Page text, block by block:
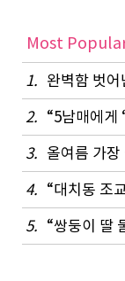
Most
1. 완벽함 벗
2. “5남매에게
3. 올여름 가
4.
5.